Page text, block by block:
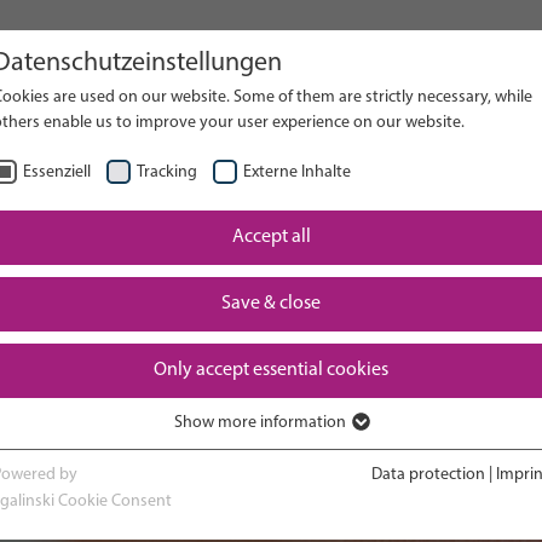
Auf der
Neugeborenen-
Intensivstation
Nach
und
durchsuchen
are used on our website. Some of them are strictly necessary, while
enable us to improve your user experience on our website.
Essenziell Tracking Externe Inhalte
Accept all
Save & close
Only accept essential cookies
Essenzielle Cookies werden für grundlegende Funktionen der Webseite
benötigt. Dadurch ist gewährleistet, dass die Webseite einwandfrei
Show more information
by
Cookie Consent
Data protection